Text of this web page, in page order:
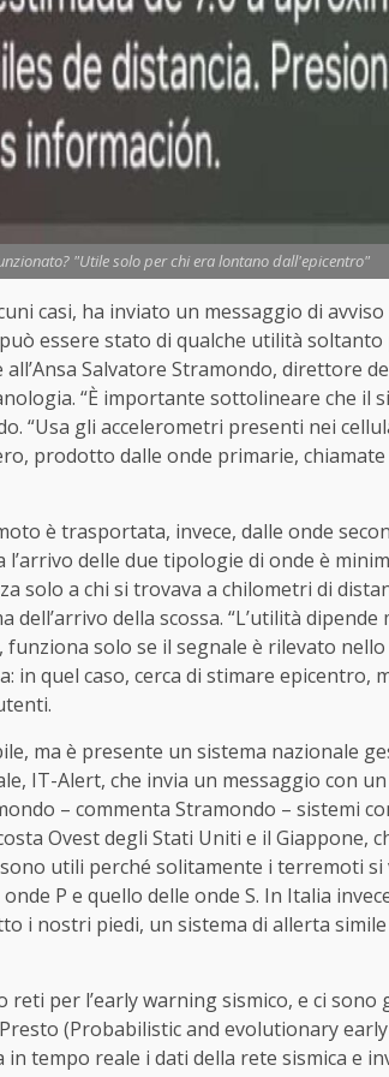
"Utile solo per chi era lontano dall'epicentro"
casi, ha inviato un messaggio di
può essere stato di qualche utilità soltanto
Salvatore Stramondo, direttore
“È importante sottolineare che il
“Usa gli accelerometri presenti nei
prodotto dalle onde primarie, chiamate
è trasportata, invece, dalle onde
delle due tipologie di onde è
solo a chi si trovava a chilometri di
della scossa. “L’utilità dipende
funziona solo se il segnale è rilevato
quel caso, cerca di stimare epicentro,
ma è presente un sistema nazionale
IT-Alert, che invia un messaggio con
– commenta Stramondo – sistemi
Ovest degli Stati Uniti e il Giappone,
utili perché solitamente i terremoti si
P e quello delle onde S. In Italia
i nostri piedi, un sistema di allerta
per l’early warning sismico, e ci sono
(Probabilistic and evolutionary
tempo reale i dati della rete sismica e